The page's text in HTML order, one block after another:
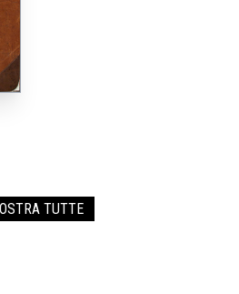
TUTTE